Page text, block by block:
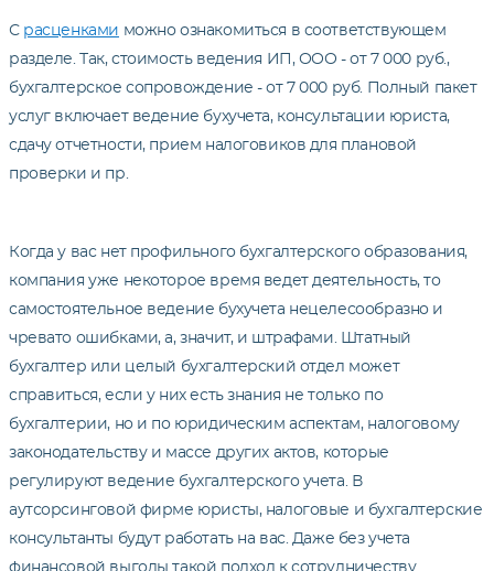
С расценками можно ознакомиться в соответствующем
разделе. Так, стоимость ведения ИП, ООО - от 7 000 руб.,
бухгалтерское сопровождение - от 7 000 руб. Полный пакет
услуг включает ведение бухучета, консультации юриста,
сдачу отчетности, прием налоговиков для плановой
проверки и пр.
Когда у вас нет профильного бухгалтерского образования,
компания уже некоторое время ведет деятельность, то
самостоятельное ведение бухучета нецелесообразно и
чревато ошибками, а, значит, и штрафами. Штатный
бухгалтер или целый бухгалтерский отдел может
справиться, если у них есть знания не только по
бухгалтерии, но и по юридическим аспектам, налоговому
законодательству и массе других актов, которые
регулируют ведение бухгалтерского учета. В
аутсорсинговой фирме юристы, налоговые и бухгалтерские
консультанты будут работать на вас. Даже без учета
финансовой выгоды такой подход к сотрудничеству